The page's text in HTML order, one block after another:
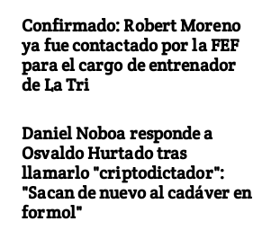
Confirmado: Robert Moreno
ya fue contactado por la FEF
para el cargo de entrenador
de La Tri
Daniel Noboa responde a
Osvaldo Hurtado tras
llamarlo "criptodictador":
"Sacan de nuevo al cadáver en
formol"